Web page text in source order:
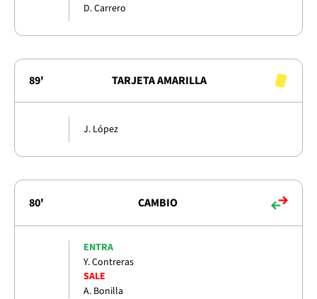
D. Carrero
89' TARJETA AMARILLA
J. López
80' CAMBIO
ENTRA
Y. Contreras
SALE
A. Bonilla